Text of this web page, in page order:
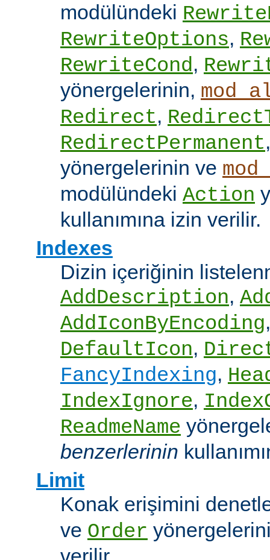
modülündeki
RewriteOptions,
RewriteCond,
yönergelerinin,
Redirect,
RedirectPermanent
yönergelerinin ve
modülündeki Action
kullanımına izin verilir.
Indexes
Dizin içeriğinin
AddDescription,
AddIconByEncoding
DefaultIcon,
FancyIndexing,
IndexIgnore,
ReadmeName
benzerlerinin
Limit
Konak erişimini
ve Order